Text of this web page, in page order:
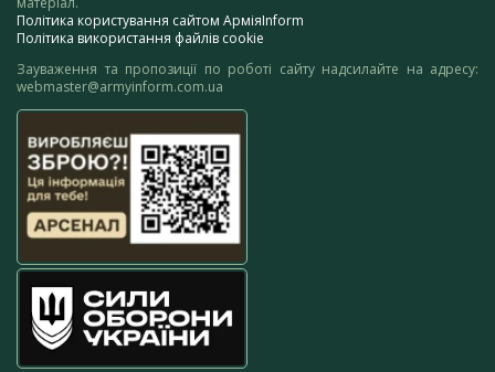
Політика користування сайтом АрміяInform
Політика використання файлів cookie
Зауваження та пропозиції по роботі сайту надсилайте на адресу:
webmaster@armyinform.com.ua